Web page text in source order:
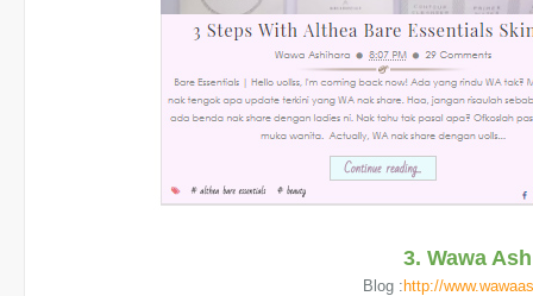
3. Wawa
Blog : http://